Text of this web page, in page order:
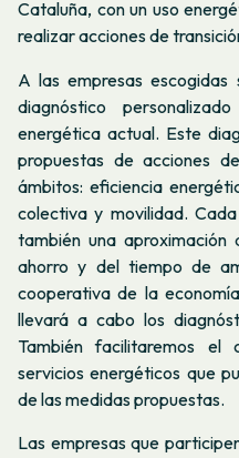
Cataluña, con un uso
realizar acciones de
A las empresas
diagnóstico
energética actual. Este
propuestas de acciones
ámbitos: eficiencia
colectiva y movilidad.
también una
ahorro y del tiempo de
cooperativa de la
llevará a cabo los
También facilitaremos
servicios energéticos que
de las medidas propuestas.
Las empresas que